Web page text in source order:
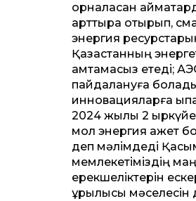
орналасқан
арттыра отырып,
энергия
Қазақстанның
қамтамасыз етеді;
пайдалануға
инновацияларға
2024 жылы 2
мол энергия қажет
деп мәлімдеді
мемлекетіміздің
ерекшеліктерін
құрылысы мәселесін